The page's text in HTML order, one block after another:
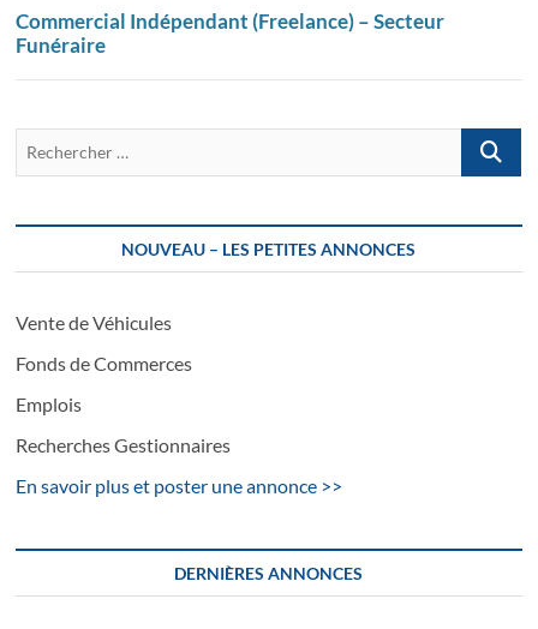
Commercial Indépendant (Freelance) – Secteur
Funéraire
NOUVEAU – LES PETITES ANNONCES
Vente de Véhicules
Fonds de Commerces
Emplois
Recherches Gestionnaires
En savoir plus et poster une annonce >>
DERNIÈRES ANNONCES